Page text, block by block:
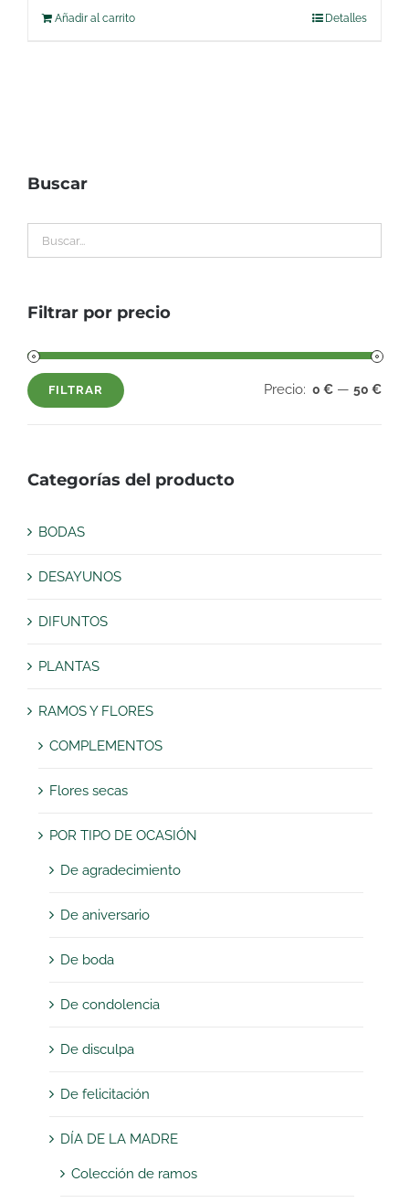
Añadir al carrito Detalles
Buscar
Filtrar por precio
Precio
Precio
FILTRAR Precio: 0 € — 50 €
Categorías del producto
BODAS
DESAYUNOS
DIFUNTOS
PLANTAS
RAMOS Y FLORES
COMPLEMENTOS
Flores secas
POR TIPO DE OCASIÓN
De agradecimiento
De aniversario
De boda
De condolencia
De disculpa
De felicitación
DÍA DE LA MADRE
Colección de ramos